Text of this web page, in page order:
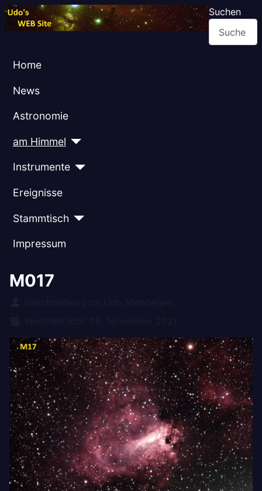
Suchen
Home
News
Astronomie
am Himmel
Instrumente
Ereignisse
Stammtisch
Impressum
M017